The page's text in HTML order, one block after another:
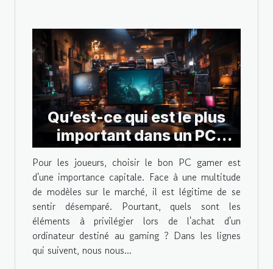
Qu’est-ce qui est le plus
important dans un PC
gamer ?
Pour les joueurs, choisir le bon PC gamer est
d'une importance capitale. Face à une multitude
de modèles sur le marché, il est légitime de se
sentir désemparé. Pourtant, quels sont les
éléments à privilégier lors de l'achat d'un
ordinateur destiné au gaming ? Dans les lignes
qui suivent, nous nous...